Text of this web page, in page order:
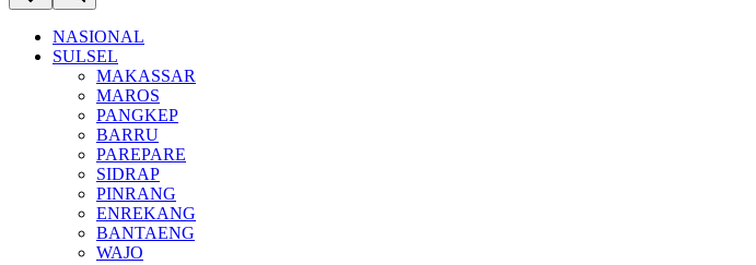
NASIONAL
SULSEL
MAKASSAR
MAROS
PANGKEP
BARRU
PAREPARE
SIDRAP
PINRANG
ENREKANG
BANTAENG
WAJO